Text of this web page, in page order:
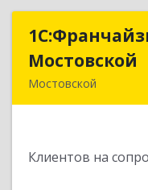
Мостовской
Мостовской
Клиентов на